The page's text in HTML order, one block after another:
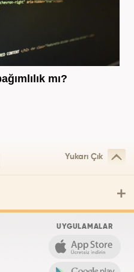
mı?
Yukarı Çık
UYGULAMALAR